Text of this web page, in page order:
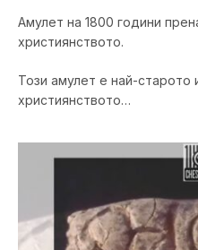
Амулет на 1800 години
християнството.
Този амулет е най-старото
християнството…